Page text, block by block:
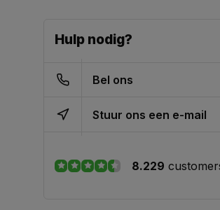
Hulp nodig?
Bel ons
Stuur ons een e-mail
8.229